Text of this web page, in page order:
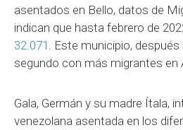
asentados en Bello, datos de
indican que hasta febrero de
32.071
. Este municipio,
segundo con más migrantes en
Gala, Germán y su madre Ítala,
venezolana asentada en los